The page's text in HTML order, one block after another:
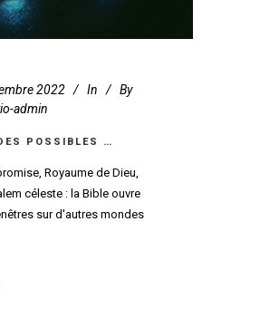
2022 In
By
admin
POSSIBLES …
Royaume de Dieu,
céleste : la Bible ouvre
sur d'autres mondes